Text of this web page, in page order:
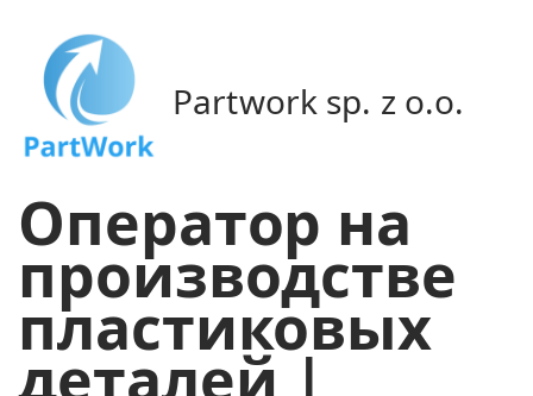
Partwork sp. z o.o.
Оператор на
производстве
пластиковых
деталей |